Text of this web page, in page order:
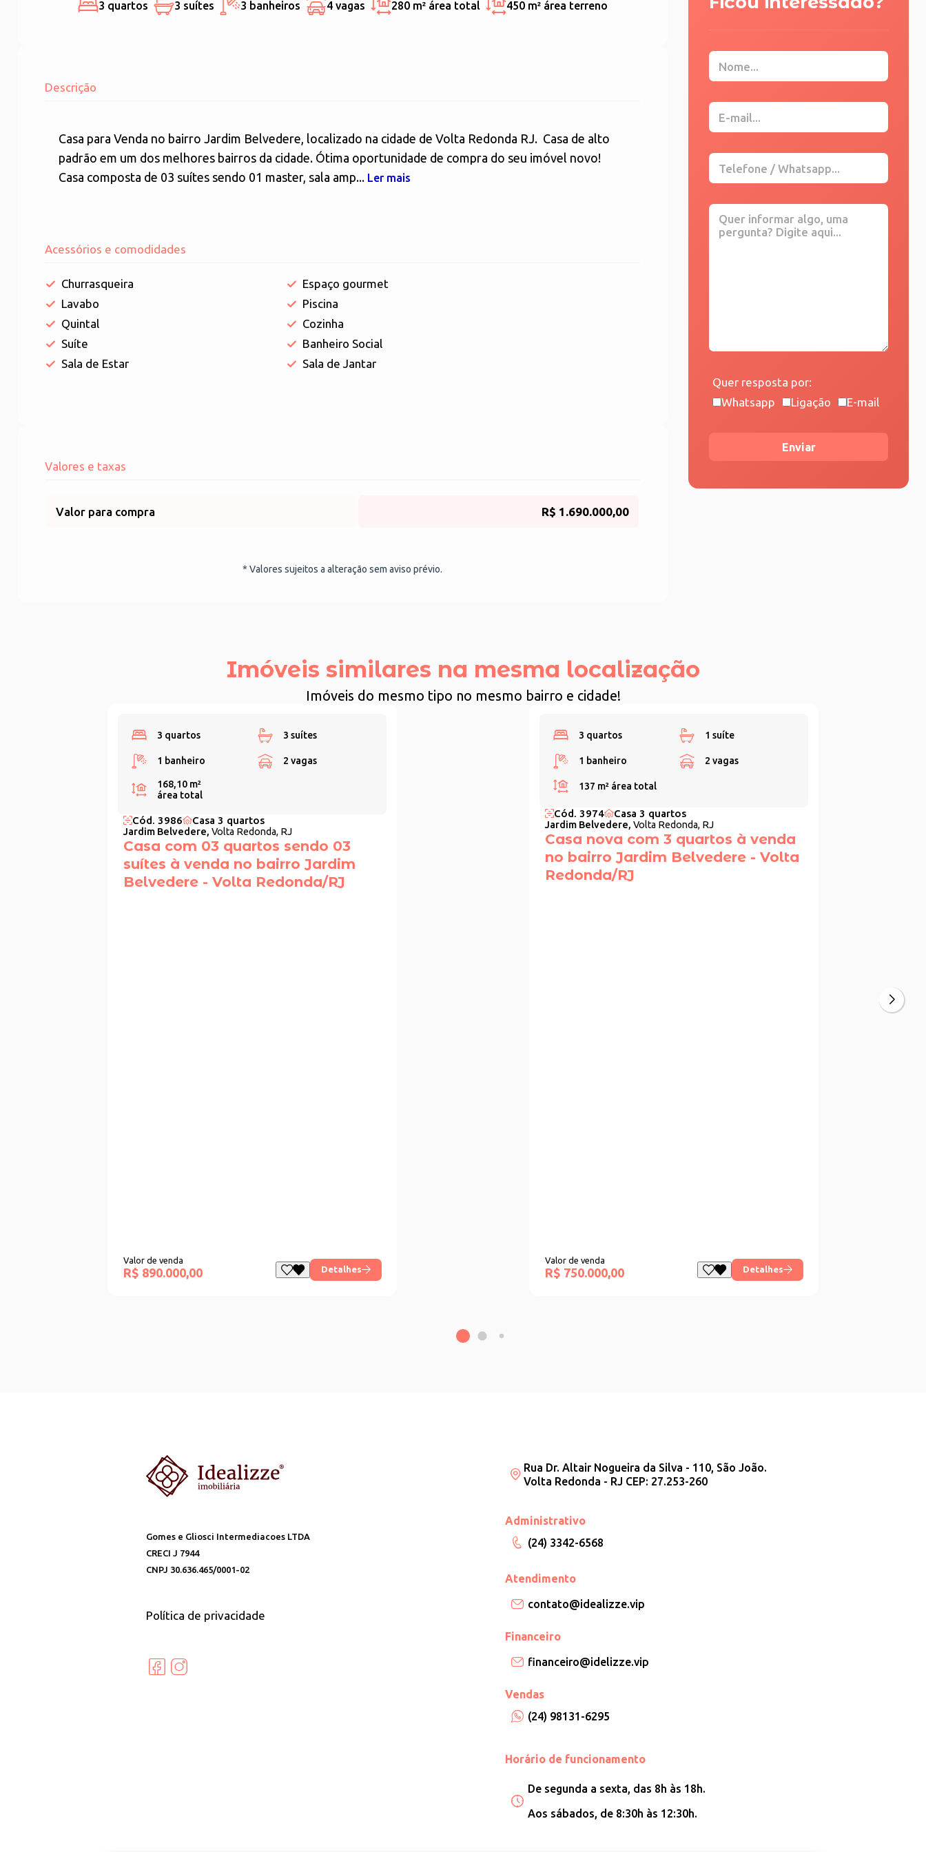
3 quartos 3 suítes 3 banheiros 4 vagas 280 m² área total 450 m² área terreno
Descrição
Casa para Venda no bairro Jardim Belvedere, localizado na cidade de Volta Redonda RJ. Casa de alto
padrão em um dos melhores bairros da cidade. Ótima oportunidade de compra do seu imóvel novo!
Casa composta de 03 suítes sendo 01 master, sala amp... Ler mais
Acessórios e comodidades
Churrasqueira
Espaço gourmet
Lavabo
Piscina
Quintal
Cozinha
Suíte
Banheiro Social
Sala de Estar
Sala de Jantar
Valores e taxas
Valor para compra R$ 1.690.000,00
* Valores sujeitos a alteração sem aviso prévio.
Quer resposta por:
Whatsapp
Ligação E-mail
Enviar
Imóveis similares na mesma localização
Imóveis do mesmo tipo no mesmo bairro e cidade!
3 quartos 3 suítes
1 banheiro 2 vagas
168,10 m²
área total
Cód. 3986 Casa 3 quartos
Jardim Belvedere, Volta Redonda, RJ
Casa com 03 quartos sendo 03
suítes à venda no bairro Jardim
Belvedere - Volta Redonda/RJ
Valor de venda
R$ 890.000,00 Detalhes
3 quartos 1 suíte
1 banheiro 2 vagas
137 m² área total
Cód. 3974 Casa 3 quartos
Jardim Belvedere, Volta Redonda, RJ
Casa nova com 3 quartos à venda
no bairro Jardim Belvedere - Volta
Redonda/RJ
Valor de venda
R$ 750.000,00 Detalhes
Gomes e Gliosci Intermediacoes LTDA
CRECI J 7944
CNPJ 30.636.465/0001-02
Política de privacidade
Rua Dr. Altair Nogueira da Silva - 110, São João.
Volta Redonda - RJ CEP: 27.253-260
Administrativo
(24) 3342-6568
Atendimento
contato@idealizze.vip
Financeiro
financeiro@idelizze.vip
Vendas
(24) 98131-6295
Horário de funcionamento
De segunda a sexta, das 8h às 18h.
Aos sábados, de 8:30h às 12:30h.